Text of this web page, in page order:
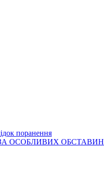
поранення
ОСОБЛИВИХ ОБСТАВИН